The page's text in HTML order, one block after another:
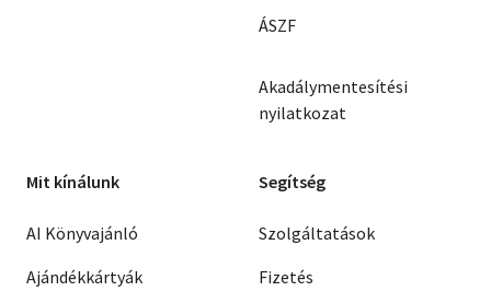
ÁSZF
Akadálymentesítési
nyilatkozat
Mit kínálunk
AI Könyvajánló
Ajándékkártyák
Segítség
Szolgáltatások
Fizetés